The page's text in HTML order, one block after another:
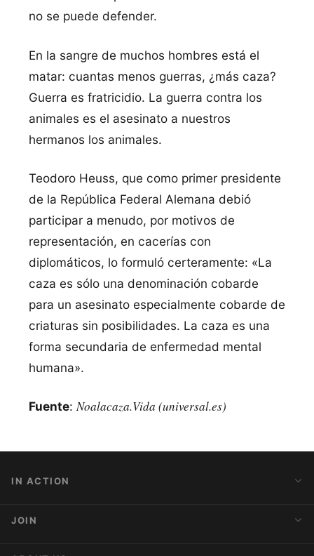
no se puede defender.
En la sangre de muchos hombres está el
matar: cuantas menos guerras, ¿más caza?
Guerra es fratricidio. La guerra contra los
animales es el asesinato a nuestros
hermanos los animales.
Teodoro Heuss, que como primer presidente
de la República Federal Alemana debió
participar a menudo, por motivos de
representación, en cacerías con
diplomáticos, lo formuló certeramente: «La
caza es sólo una denominación cobarde
para un asesinato especialmente cobarde de
criaturas sin posibilidades. La caza es una
forma secundaria de enfermedad mental
humana».
Fuente: Noalacaza.Vida (universal.es)
IN ACTION
JOIN
Activist Network